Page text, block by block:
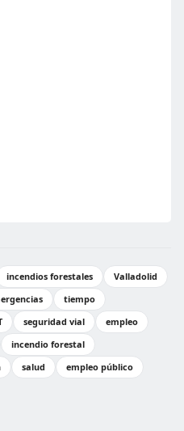
incendios forestales
Valladolid
tiempo
seguridad vial
empleo
incendio forestal
salud
empleo público